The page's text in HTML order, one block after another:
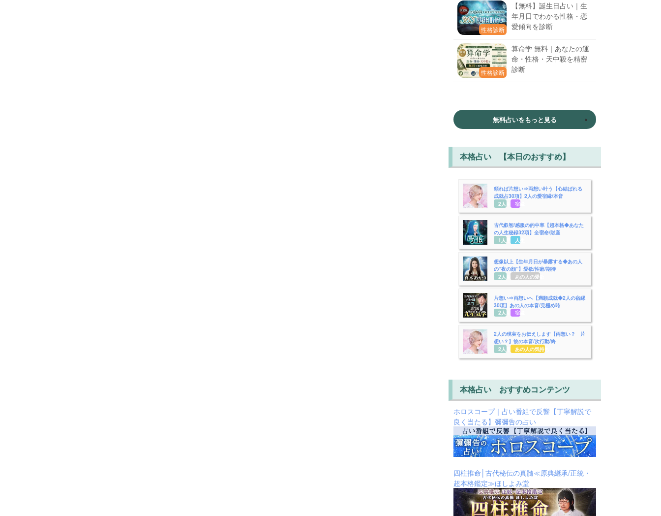
性格診断
【無料】誕生日占い｜生
年月日でわかる性格・恋
愛傾向を診断
性格診断
算命学 無料｜あなたの運
命・性格・天中殺を精密
診断
無料占いをもっと見る
本格占い 【本日のおすすめ】
頼れば片想い⇒両想い叶う【心結ばれる
成就占30項】2人の愛宿縁/本音
2人用 宿縁
古代叡智/感服の的中率【超本格◆あなた
の人生秘録32項】全宿命/財産
1人用
人生
想像以上【生年月日が暴露する◆あの人
の“夜の顔”】愛欲/性癖/期待
2人用
あの人の愛欲
片想い⇒両想いへ【満願成就◆2人の宿縁
30項】あの人の本音/見極め時
2人用 宿縁
2人の現実をお伝えします【両想い？ 片
想い？】彼の本音/次行動/終
2人用
あの人の気持ち
本格占い おすすめコンテンツ
ホロスコープ｜占い番組で反響【丁寧解説で
良く当たる】彌彌告の占い
四柱推命│古代秘伝の真髄≪原典継承/正統・
超本格鑑定≫ほしよみ堂